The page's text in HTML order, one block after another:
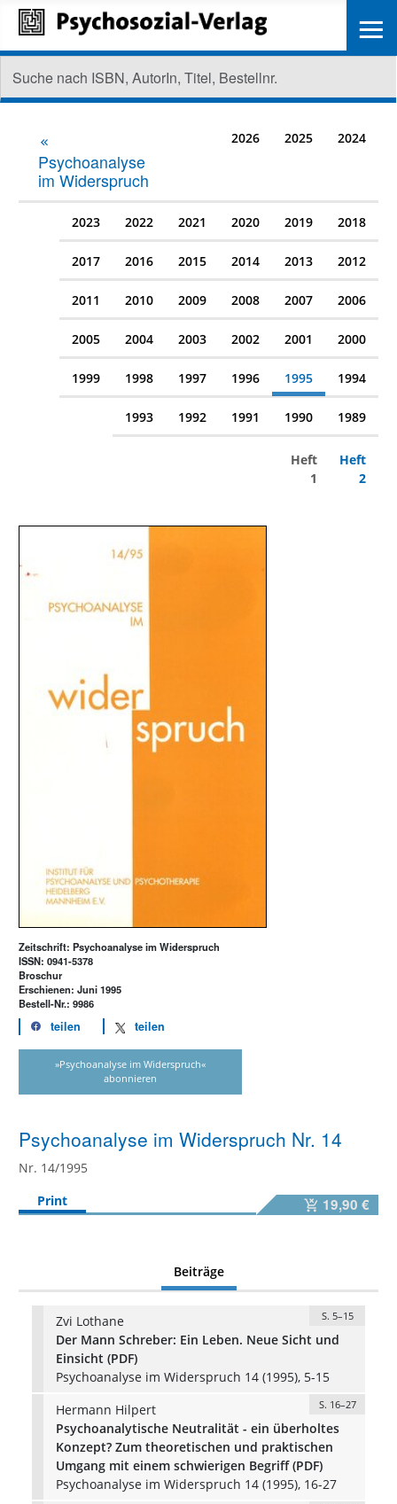
Psychoanalyse
im Widerspruch
2026 2025 2024
2023 2022 2021 2020 2019 2018
2017 2016 2015 2014 2013 2012
2011 2010 2009 2008 2007 2006
2005 2004 2003 2002 2001 2000
1999 1998 1997 1996 1995 1994
1993 1992 1991 1990 1989
Heft
1
Heft
2
Zeitschrift: Psychoanalyse im Widerspruch
ISSN: 0941-5378
Broschur
Erschienen: Juni 1995
Bestell-Nr.: 9986
teilen teilen
»Psychoanalyse im Widerspruch«
abonnieren
Psychoanalyse im Widerspruch Nr. 14
Nr. 14/1995
Print
19,90 €
Beiträge
Zvi Lothane S. 5–15
Der Mann Schreber: Ein Leben. Neue Sicht und
Einsicht (PDF)
Psychoanalyse im Widerspruch 14 (1995), 5-15
Hermann Hilpert
S. 16–27
Psychoanalytische Neutralität - ein überholtes
Konzept? Zum theoretischen und praktischen
Umgang mit einem schwierigen Begriff (PDF)
Psychoanalyse im Widerspruch 14 (1995), 16-27
≡